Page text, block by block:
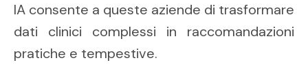
IA consente a queste aziende di trasformare
dati clinici complessi in raccomandazioni
pratiche e tempestive.